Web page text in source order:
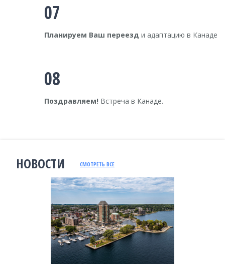
07
Планируем Ваш переезд и адаптацию в Канаде
08
Поздравляем! Встреча в Канаде.
НОВОСТИ СМОТРЕТЬ ВСЕ